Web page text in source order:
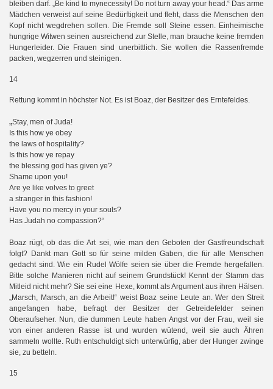
bleiben darf. „Be kind to mynecessity! Do not turn away your head.“ Das arme
Mädchen verweist auf seine Bedürftigkeit und fleht, dass die Menschen den
Kopf nicht wegdrehen sollen. Die Fremde soll Steine essen. Einheimische
hungrige Witwen seinen ausreichend zur Stelle, man brauche keine fremden
Hungerleider. Die Frauen sind unerbittlich. Sie wollen die Rassenfremde
packen, wegzerren und steinigen.
14
Rettung kommt in höchster Not. Es ist Boaz, der Besitzer des Erntefeldes.
„Stay, men of Juda!
Is this how ye obey
the laws of hospitality?
Is this how ye repay
the blessing god has given ye?
Shame upon you!
Are ye like volves to greet
a stranger in this fashion!
Have you no mercy in your souls?
Has Judah no compassion?“
Boaz rügt, ob das die Art sei, wie man den Geboten der Gastfreundschaft
folgt? Dankt man Gott so für seine milden Gaben, die für alle Menschen
gedacht sind. Wie ein Rudel Wölfe seien sie über die Fremde hergefallen.
Bitte solche Manieren nicht auf seinem Grundstück! Kennt der Stamm das
Mitleid nicht mehr? Sie sei eine Hexe, kommt als Argument aus ihren Hälsen.
„Marsch, Marsch, an die Arbeit!“ weist Boaz seine Leute an. Wer den Streit
angefangen habe, befragt der Besitzer der Getreidefelder seinen
Oberaufseher. Nun, die dummen Leute haben Angst vor der Frau, weil sie
von einer anderen Rasse ist und wurden wütend, weil sie auch Ähren
sammeln wollte. Ruth entschuldigt sich unterwürfig, aber der Hunger zwinge
sie, zu betteln.
15